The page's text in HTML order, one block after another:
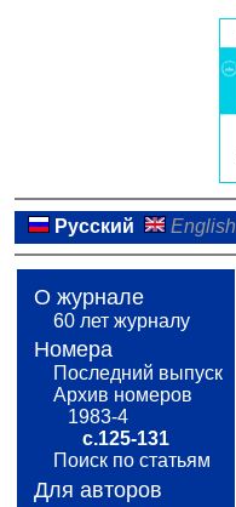
Русский English
О журнале
60 лет журналу
Номера
Последний выпуск
Архив номеров
1983-4
с.125-131
Поиск по статьям
Для авторов